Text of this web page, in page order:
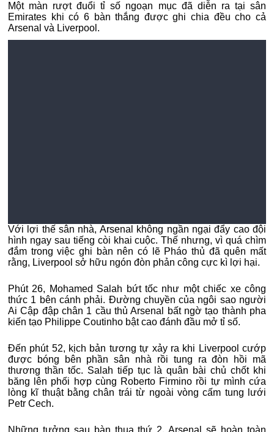
Một màn rượt đuổi tỉ số ngoạn mục đã diễn ra tại sân
Emirates khi có 6 bàn thắng được ghi chia đều cho cả
Arsenal và Liverpool.
Với lợi thế sân nhà, Arsenal không ngần ngại đẩy cao đội
hình ngay sau tiếng còi khai cuộc. Thế nhưng, vì quá chìm
đắm trong việc ghi bàn nên có lẽ Pháo thủ đã quên mất
rằng, Liverpool sở hữu ngón đòn phản công cực kì lợi hại.
Phút 26, Mohamed Salah bứt tốc như một chiếc xe công
thức 1 bên cánh phải. Đường chuyền của ngôi sao người
Ai Cập đập chân 1 cầu thủ Arsenal bất ngờ tạo thành pha
kiến tạo Philippe Coutinho bật cao đánh đầu mở tỉ số.
Đến phút 52, kịch bản tương tự xảy ra khi Liverpool cướp
được bóng bên phần sân nhà rồi tung ra đòn hồi mã
thương thần tốc. Salah tiếp tục là quân bài chủ chốt khi
băng lên phối hợp cùng Roberto Firmino rồi tự mình cứa
lòng kĩ thuật bằng chân trái từ ngoài vòng cấm tung lưới
Petr Cech.
Những tưởng sau bàn thua thứ 2, Arsenal sẽ hoàn toàn